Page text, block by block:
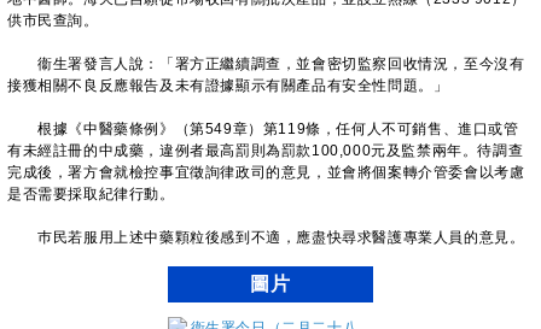
供市民查詢。
衞生署發言人說：「署方正繼續調查，並會密切監察回收情況，至今沒有
接獲相關不良反應報告及未有證據顯示有關產品有安全性問題。」
根據《中醫藥條例》（第549章）第119條，任何人不可銷售、進口或管
有未經註冊的中成藥，違例者最高罰則為罰款100,000元及監禁兩年。待調查
完成後，署方會就檢控事宜徵詢律政司的意見，並會將個案轉介管委會以考慮
是否需要採取紀律行動。
巿民若服用上述中藥顆粒後感到不適，應盡快尋求醫護專業人員的意見。
圖片